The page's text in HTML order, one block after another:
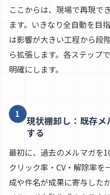
ここからは、現場で再現で
ます。いきなり全自動を目
は影響が大きい工程から段
ら拡張します。各ステップで
明確にします。
1
現状棚卸し：既存
する
最初に、過去のメルマガを
クリック率・CV・解除率
成や件名が成果に寄与した